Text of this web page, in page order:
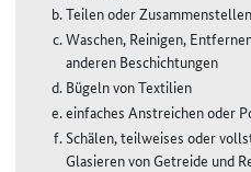
Teilen oder
Waschen, Reinigen,
anderen Beschichtungen
Bügeln von Textilien
einfaches Anstreichen oder
Schälen, teilweises oder
Glasieren von Getreide und